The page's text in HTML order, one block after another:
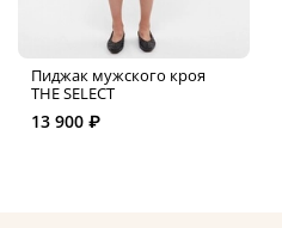
Пиджак мужского кроя
THE SELECT
13 900 ₽